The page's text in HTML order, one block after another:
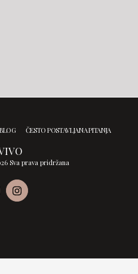
Sva prava pridržana
BLOG ČESTO POSTAVLJANA PITANJA